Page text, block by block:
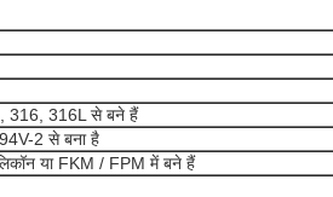
316, 316L से बने हैं
94V-2 से बना है
या FKM / FPM में बने हैं